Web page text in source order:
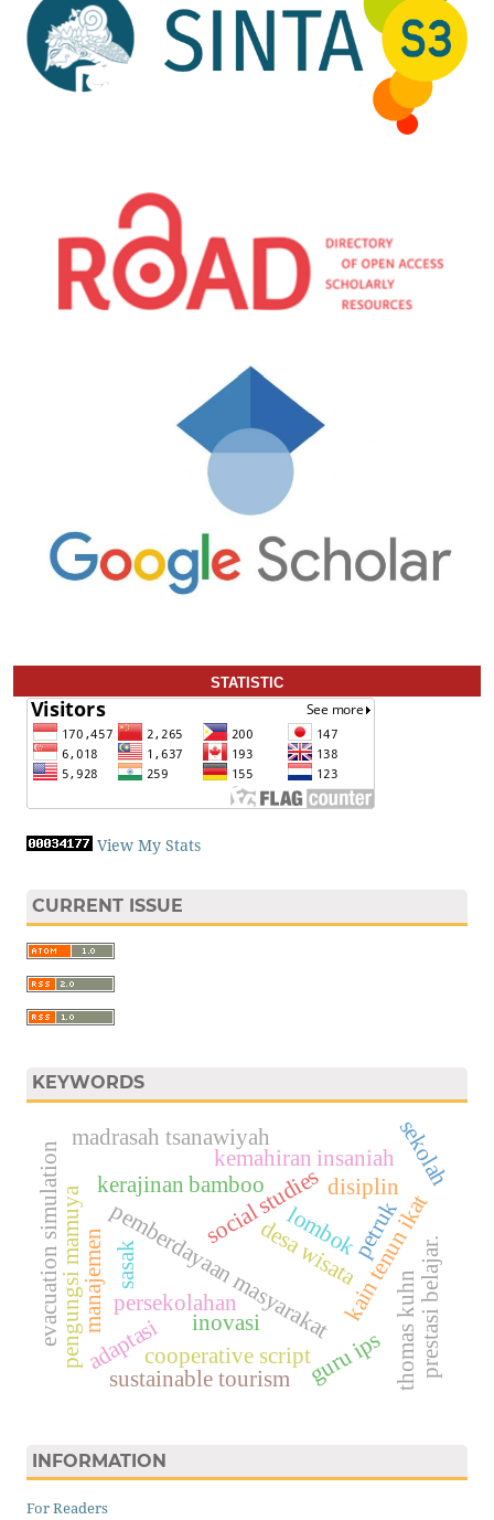
STATISTIC
View My Stats
CURRENT ISSUE
KEYWORDS
social studies
lombok
kerajinan bamboo
pemberdayaan masyarakat
desa wisata
kemahiran insaniah
inovasi kain tenun ikat
persekolahan
sasak
pengungsi mamuyaadaptasi
evacuation simulation
cooperative script
petruk
madrasah tsanawiyah
thomas kuhn
disiplin
guru ips prestasi belajar.
sustainable tourism
sekolah
manajemen
INFORMATION
For Readers